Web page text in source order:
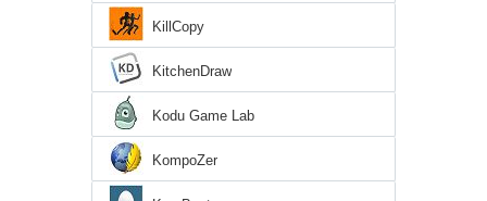
KillCopy
KitchenDraw
Kodu Game Lab
KompoZer